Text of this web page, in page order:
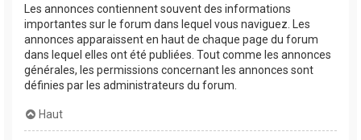
Les annonces contiennent souvent des informations
importantes sur le forum dans lequel vous naviguez. Les
annonces apparaissent en haut de chaque page du forum
dans lequel elles ont été publiées. Tout comme les annonces
générales, les permissions concernant les annonces sont
définies par les administrateurs du forum.
Haut